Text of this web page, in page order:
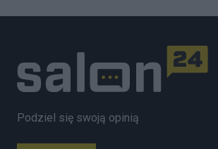
Podziel się swoją opinią